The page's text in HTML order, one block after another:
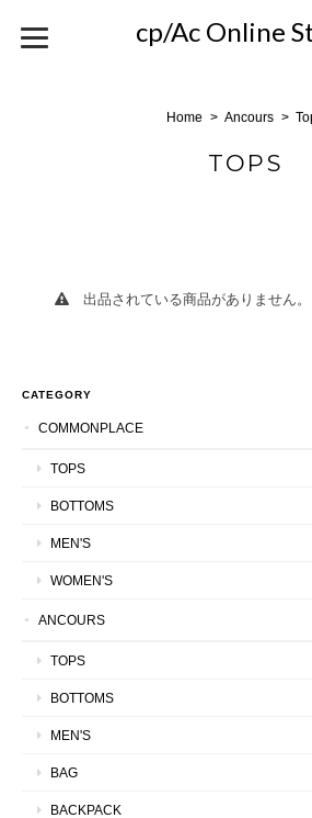
cp/Ac Online
Home Ancours
TOPS
出品されている商品がありません。
CATEGORY
COMMONPLACE
TOPS
BOTTOMS
MEN'S
WOMEN'S
ANCOURS
TOPS
BOTTOMS
MEN'S
BAG
BACKPACK